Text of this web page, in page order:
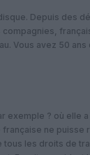
Depuis des
compagnies,
Vous avez 50 ans
exemple ? où elle
française ne puisse
tous les droits de